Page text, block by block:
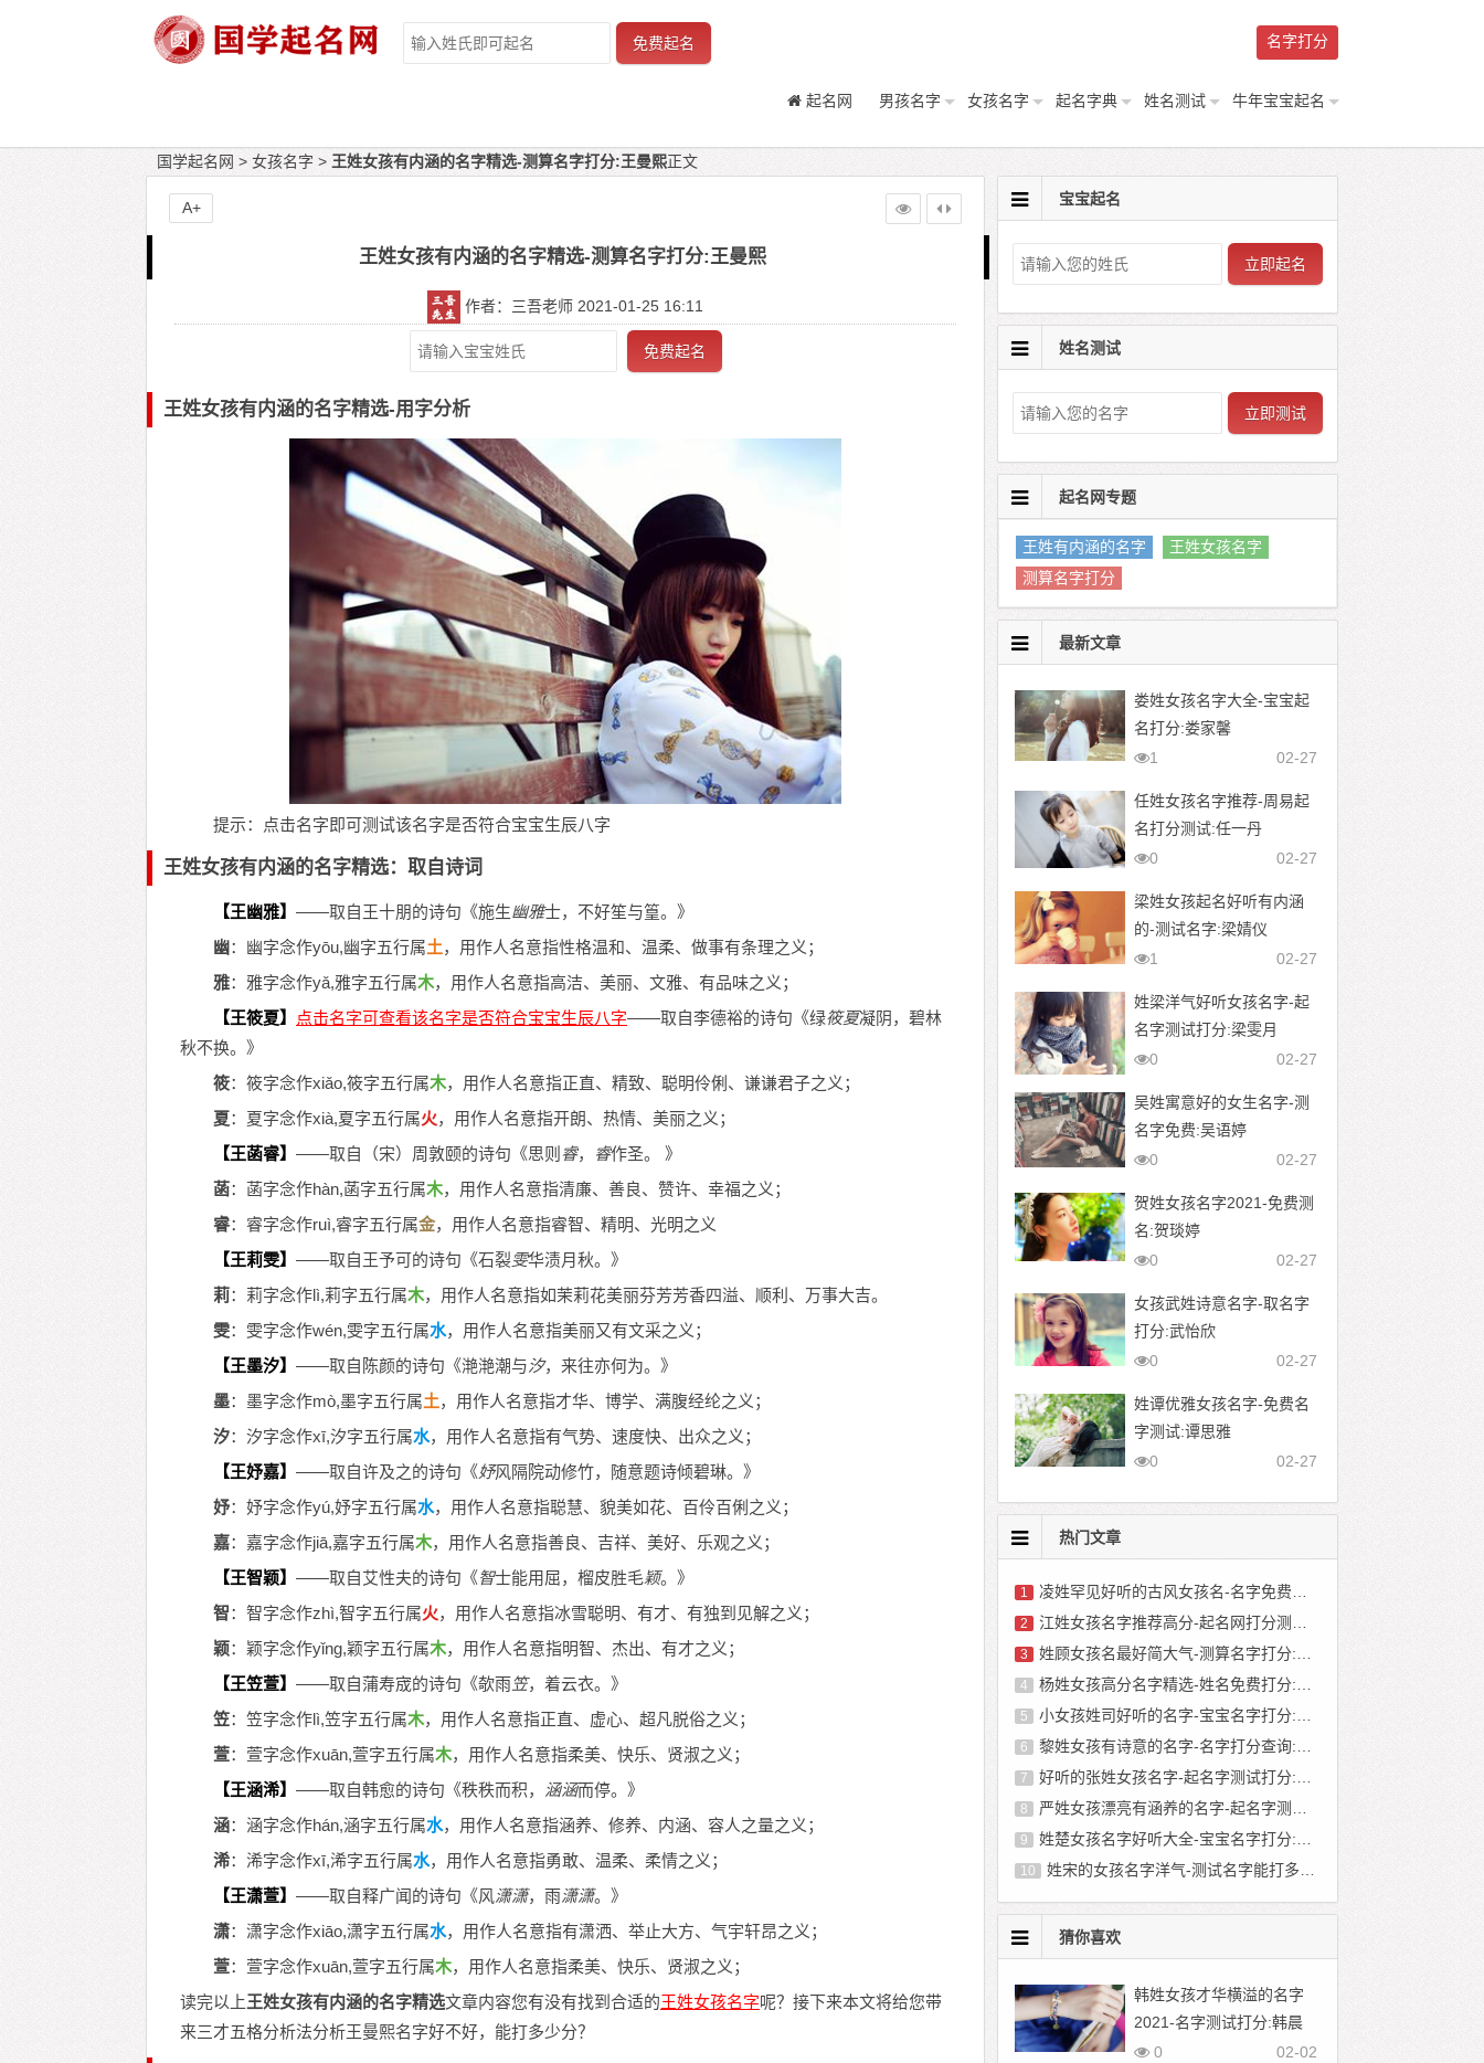
名字打分
免费起名
起名网 男孩名字 女孩名字 起名字典 姓名测试 牛年宝宝起名
国学起名网 > 女孩名字 > 王姓女孩有内涵的名字精选-测算名字打分:王曼熙正文
王姓女孩有内涵的名字精选-测算名字打分:王曼熙
作者：三吾老师 2021-01-25 16:11
免费起名
王姓女孩有内涵的名字精选-用字分析
提示：点击名字即可测试该名字是否符合宝宝生辰八字
王姓女孩有内涵的名字精选：取自诗词
【王幽雅】 ——取自王十朋的诗句《施生幽雅士，不好笙与篁。》
幽：幽字念作yōu,幽字五行属土，用作人名意指性格温和、温柔、做事有条理之义；
雅：雅字念作yǎ,雅字五行属木，用作人名意指高洁、美丽、文雅、有品味之义；
【王筱夏】
——取自李德裕的诗句《绿筱夏凝阴，碧林
秋不换。》
筱：筱字念作xiǎo,筱字五行属木，用作人名意指正直、精致、聪明伶俐、谦谦君子之义；
夏：夏字念作xià,夏字五行属火，用作人名意指开朗、热情、美丽之义；
【王菡睿】 ——取自（宋）周敦颐的诗句《思则 睿， 睿作圣。 》
菡：菡字念作hàn,菡字五行属木，用作人名意指清廉、善良、赞许、幸福之义；
睿：睿字念作ruì,睿字五行属金，用作人名意指睿智、精明、光明之义
【王莉雯】 ——取自王予可的诗句《石裂雯华渍月秋。》
莉：莉字念作lì,莉字五行属木，用作人名意指如茉莉花美丽芬芳芳香四溢、顺利、万事大吉。
雯：雯字念作wén,雯字五行属水，用作人名意指美丽又有文采之义；
【王墨汐】 ——取自陈颜的诗句《滟滟潮与汐，来往亦何为。》
墨：墨字念作mò,墨字五行属土，用作人名意指才华、博学、满腹经纶之义；
汐：汐字念作xī,汐字五行属水，用作人名意指有气势、速度快、出众之义；
【王妤嘉】 ——取自许及之的诗句《妤风隔院动修竹，随意题诗倾碧琳。》
妤：妤字念作yú,妤字五行属水，用作人名意指聪慧、貌美如花、百伶百俐之义；
嘉：嘉字念作jiā,嘉字五行属木，用作人名意指善良、吉祥、美好、乐观之义；
【王智颖】 ——取自艾性夫的诗句《智士能用屈，榴皮胜毛颖。》
智：智字念作zhì,智字五行属火，用作人名意指冰雪聪明、有才、有独到见解之义；
颖：颖字念作yǐng,颖字五行属木，用作人名意指明智、杰出、有才之义；
【王笠萱】 ——取自蒲寿宬的诗句《欹雨笠，着云衣。》
笠：笠字念作lì,笠字五行属木，用作人名意指正直、虚心、超凡脱俗之义；
萱：萱字念作xuān,萱字五行属木，用作人名意指柔美、快乐、贤淑之义；
【王涵浠】 ——取自韩愈的诗句《秩秩而积， 涵涵而停。》
涵：涵字念作hán,涵字五行属水，用作人名意指涵养、修养、内涵、容人之量之义；
浠：浠字念作xī,浠字五行属水，用作人名意指勇敢、温柔、柔情之义；
【王潇萱】 ——取自释广闻的诗句《风 潇潇，雨潇潇。》
潇：潇字念作xiāo,潇字五行属水，用作人名意指有潇洒、举止大方、气宇轩昂之义；
萱：萱字念作xuān,萱字五行属木，用作人名意指柔美、快乐、贤淑之义；
读完以上王姓女孩有内涵的名字精选文章内容您有没有找到合适的王姓女孩名字呢？接下来本文将给您带
来三才五格分析法分析王曼熙名字好不好，能打多少分？
A+ 宝宝起名
立即起名
姓名测试
立即测试
起名网专题
王姓有内涵的名字
王姓女孩名字
测算名字打分
最新文章
娄姓女孩名字大全-宝宝起
名打分:娄家馨
02-27
1
任姓女孩名字推荐-周易起
名打分测试:任一丹
02-27
0
梁姓女孩起名好听有内涵
的-测试名字:梁婧仪
02-27
1
姓梁洋气好听女孩名字-起
名字测试打分:梁雯月
02-27
0
吴姓寓意好的女生名字-测
名字免费:吴语婷
02-27
0
贺姓女孩名字2021-免费测
名:贺琰婷
02-27
0
女孩武姓诗意名字-取名字
打分:武怡欣
02-27
0
姓谭优雅女孩名字-免费名
字测试:谭思雅
02-27
0
热门文章
1 凌姓罕见好听的古风女孩名-名字免费打分:凌雅艺
2 江姓女孩名字推荐高分-起名网打分测试:江纾恒
3 姓顾女孩名最好简大气-测算名字打分:顾怡佳
4 杨姓女孩高分名字精选-姓名免费打分:杨茜铄
5 小女孩姓司好听的名字-宝宝名字打分:司逸岚
6 黎姓女孩有诗意的名字-名字打分查询:黎美萱
7 好听的张姓女孩名字-起名字测试打分:张妍希
8 严姓女孩漂亮有涵养的名字-起名字测试打分:严梦萱
9 姓楚女孩名字好听大全-宝宝名字打分:楚珺盛
10 姓宋的女孩名字洋气-测试名字能打多少分:宋婧祎
猜你喜欢
韩姓女孩才华横溢的名字
2021-名字测试打分:韩晨
玥
02-02
0